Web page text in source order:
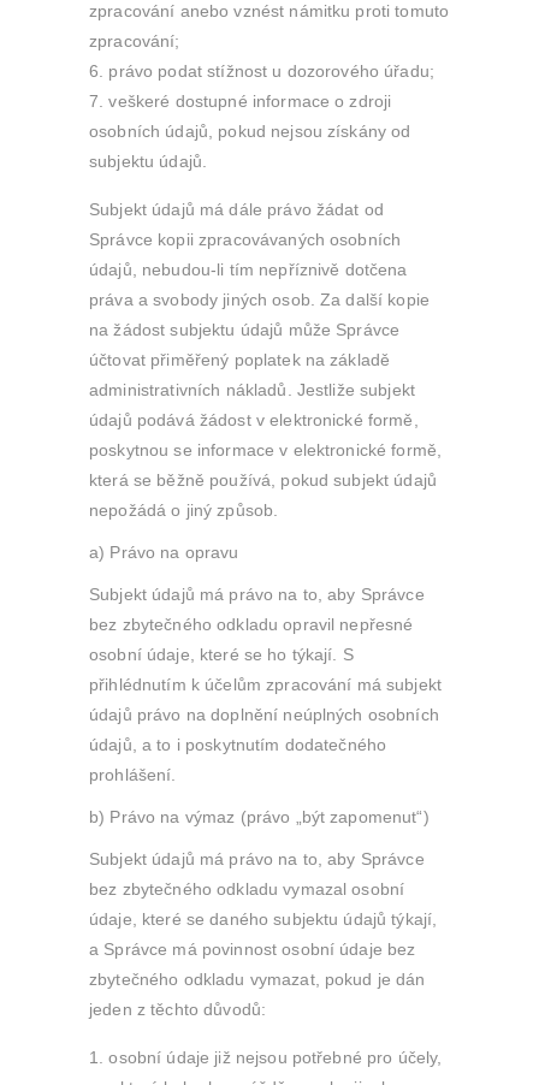
zpracování anebo vznést námitku proti tomuto
zpracování;
právo podat stížnost u dozorového úřadu;
veškeré dostupné informace o zdroji
osobních údajů, pokud nejsou získány od
subjektu údajů.
Subjekt údajů má dále právo žádat od
Správce kopii zpracovávaných osobních
údajů, nebudou-li tím nepříznivě dotčena
práva a svobody jiných osob. Za další kopie
na žádost subjektu údajů může Správce
účtovat přiměřený poplatek na základě
administrativních nákladů. Jestliže subjekt
údajů podává žádost v elektronické formě,
poskytnou se informace v elektronické formě,
která se běžně používá, pokud subjekt údajů
nepožádá o jiný způsob.
a) Právo na opravu
Subjekt údajů má právo na to, aby Správce
bez zbytečného odkladu opravil nepřesné
osobní údaje, které se ho týkají. S
přihlédnutím k účelům zpracování má subjekt
údajů právo na doplnění neúplných osobních
údajů, a to i poskytnutím dodatečného
prohlášení.
b) Právo na výmaz (právo „být zapomenut“)
Subjekt údajů má právo na to, aby Správce
bez zbytečného odkladu vymazal osobní
údaje, které se daného subjektu údajů týkají,
a Správce má povinnost osobní údaje bez
zbytečného odkladu vymazat, pokud je dán
jeden z těchto důvodů:
osobní údaje již nejsou potřebné pro účely,